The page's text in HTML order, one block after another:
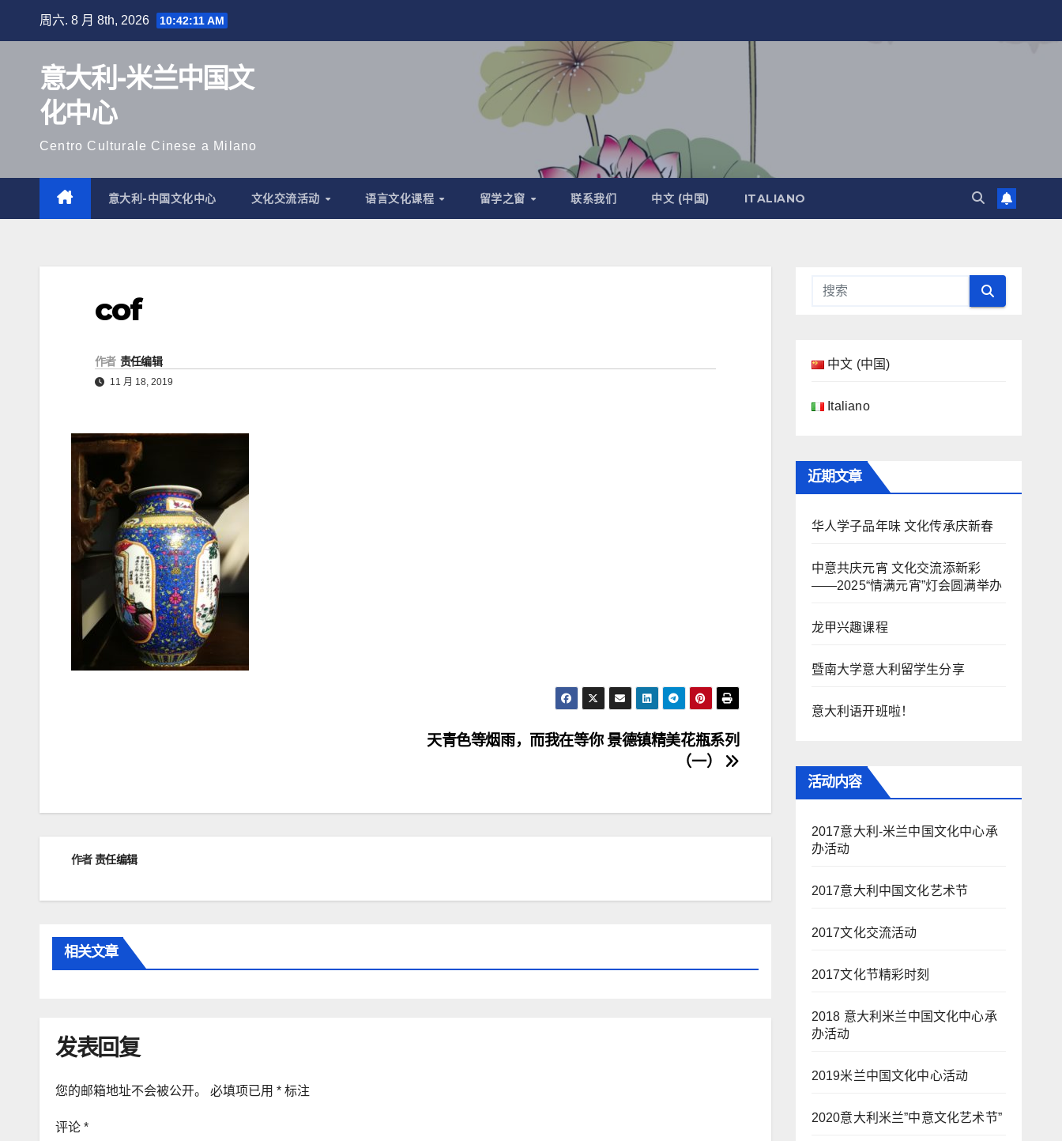
周六. 8 月 8th, 2026 10:42:12 AM
意大利-米兰中国文
化中心
Centro Culturale Cinese a Milano
意大利-中国文化中心 文化交流活动 语言文化课程 留学之窗 联系我们 中文 (中国) ITALIANO
cof
作者 责任编辑
11 月 18, 2019
导
天青色等烟雨，而我在等你 景德镇精美花瓶系列
（一）
作者责任编辑
相关文章
发表回复
您的邮箱地址不会被公开。 必填项已用 * 标注
评论 *
中文 (中国)
Italiano
近期文章
华人学子品年味 文化传承庆新春
中意共庆元宵 文化交流添新彩
——2025“情满元宵”灯会圆满举办
龙甲兴趣课程
暨南大学意大利留学生分享
意大利语开班啦！
活动内容
2017意大利-米兰中国文化中心承
办活动
2017意大利中国文化艺术节
2017文化交流活动
2017文化节精彩时刻
2018 意大利米兰中国文化中心承
办活动
2019米兰中国文化中心活动
2020意大利米兰”中意文化艺术节”